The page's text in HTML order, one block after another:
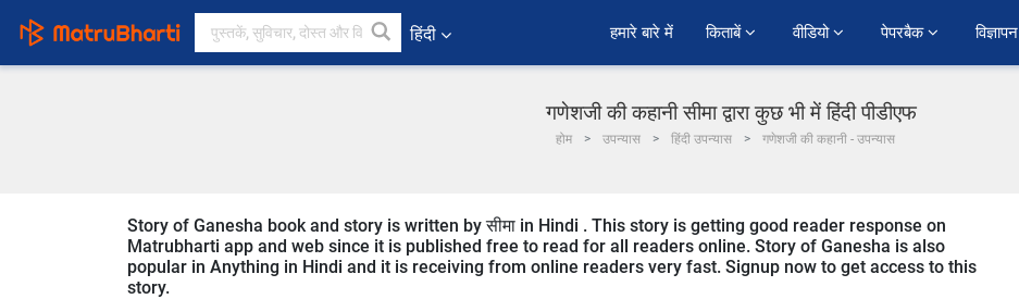
हिंदी हमारे बारे में किताबें वीडियो पेपरबैक विज्ञापन
गणेशजी की कहानी सीमा द्वारा कुछ भी में हिंदी पीडीएफ
होम उपन्यास हिंदी उपन्यास गणेशजी की कहानी - उपन्यास
Story of Ganesha book and story is written by सीमा in Hindi . This story is getting good reader response on
Matrubharti app and web since it is published free to read for all readers online. Story of Ganesha is also
popular in Anything in Hindi and it is receiving from online readers very fast. Signup now to get access to this
story.